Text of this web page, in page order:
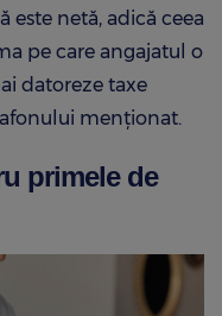
este netă, adică ceea
pe care angajatul o
datoreze taxe
menționat.
primele de